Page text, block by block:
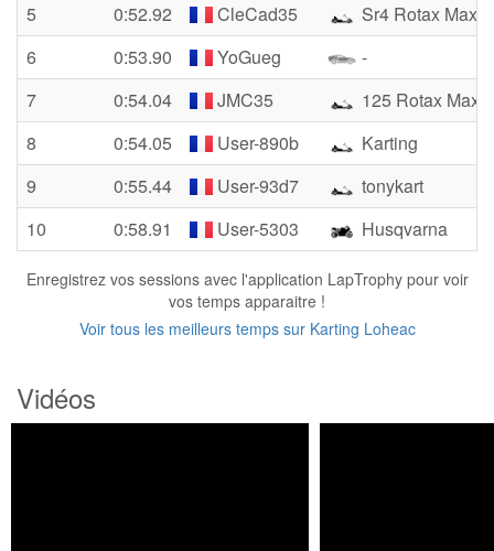
5
0:52.92 CleCad35
Sr4 Rotax Max
6
0:53.90 YoGueg
-
7
0:54.04 JMC35
125 Rotax Max
8
0:54.05 User-890b
Karting
9
0:55.44 User-93d7
tonykart
10
0:58.91 User-5303 Husqvarna
Enregistrez vos sessions avec l'application LapTrophy pour voir
vos temps apparaitre !
Voir tous les meilleurs temps sur Karting Loheac
Vidéos